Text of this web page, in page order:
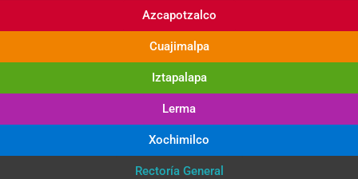
Azcapotzalco
Cuajimalpa
Iztapalapa
Lerma
Xochimilco
Rectoría General